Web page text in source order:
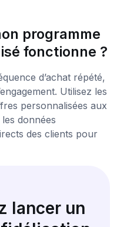
programme
fonctionne ?
d’achat répété,
Utilisez les
personnalisées aux
données
des clients pour
lancer un